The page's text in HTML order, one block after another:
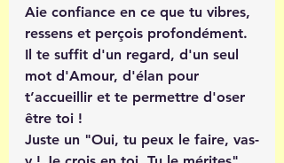
Aie confiance en ce que tu vibres,
ressens et perçois profondément.
Il te suffit d'un regard, d'un seul
mot d'Amour, d'élan pour
t’accueillir et te permettre d'oser
être toi !
Juste un "Oui, tu peux le faire, vas-